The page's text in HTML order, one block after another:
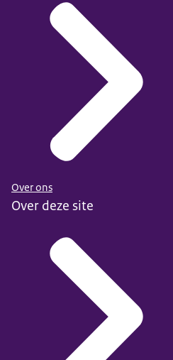
Over ons
Over deze site